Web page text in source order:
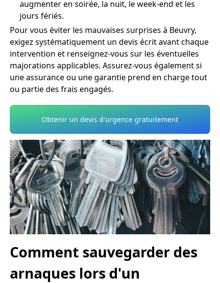
augmenter en soirée, la nuit, le week-end et les
jours fériés.
Pour vous éviter les mauvaises surprises à Beuvry,
exigez systématiquement un devis écrit avant chaque
intervention et renseignez-vous sur les éventuelles
majorations applicables. Assurez-vous également si
une assurance ou une garantie prend en charge tout
ou partie des frais engagés.
Obtenir un devis d'urgence gratuitement
Comment sauvegarder des
arnaques lors d'un